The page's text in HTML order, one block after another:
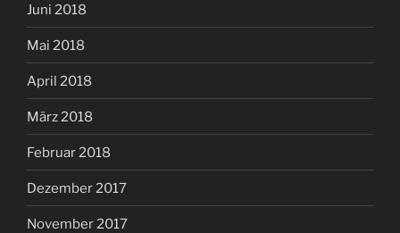
Juni 2018
Mai 2018
April 2018
März 2018
Februar 2018
Dezember 2017
November 2017